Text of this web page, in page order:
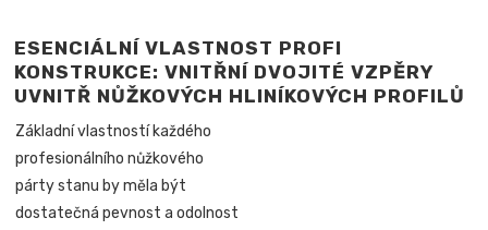
ESENCIÁLNÍ VLASTNOST PROFI
KONSTRUKCE: VNITŘNÍ DVOJITÉ VZPĚRY
UVNITŘ NŮŽKOVÝCH HLINÍKOVÝCH PROFILŮ
Základní vlastností každého
profesionálního nůžkového
párty stanu by měla být
dostatečná pevnost a odolnost